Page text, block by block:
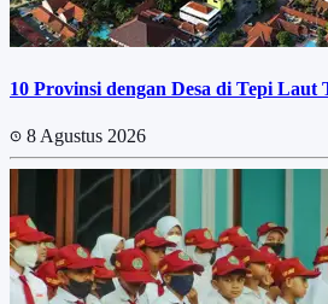
10 Provinsi dengan Desa di Tepi Laut
8 Agustus 2026